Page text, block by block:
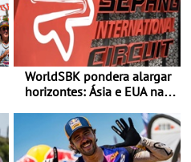
WorldSBK pondera alargar
horizontes: Ásia e EUA na